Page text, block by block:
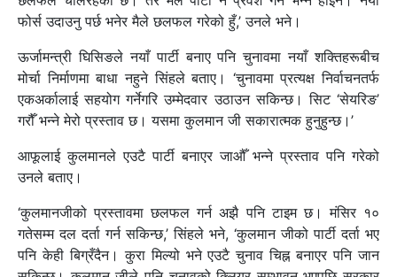
फोर्स उदाउनु पर्छ भनेर मैले छलफल गरेको हुँ,’ उनले भने।
ऊर्जामन्त्री घिसिङले नयाँ पार्टी बनाए पनि चुनावमा नयाँ शक्तिहरूबीच
मोर्चा निर्माणमा बाधा नहुने सिंहले बताए। ‘चुनावमा प्रत्यक्ष निर्वाचनतर्फ
एकअर्कालाई सहयोग गर्नेगरि उम्मेदवार उठाउन सकिन्छ। सिट ‘सेयरिङ’
गरौँ भन्ने मेरो प्रस्ताव छ। यसमा कुलमान जी सकारात्मक हुनुहुन्छ।’
आफूलाई कुलमानले एउटै पार्टी बनाएर जाऔँ भन्ने प्रस्ताव पनि गरेको
उनले बताए।
‘कुलमानजीको प्रस्तावमा छलफल गर्न अझै पनि टाइम छ। मंसिर १०
गतेसम्म दल दर्ता गर्न सकिन्छ,’ सिंहले भने, ‘कुलमान जीको पार्टी दर्ता भए
पनि केही बिग्रँदैन। कुरा मिल्यो भने एउटै चुनाव चिह्न बनाएर पनि जान